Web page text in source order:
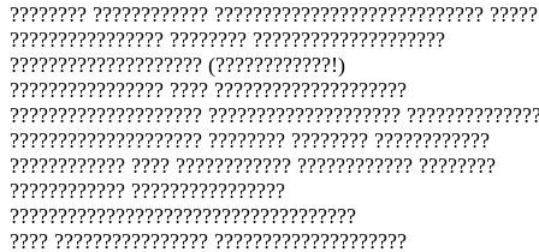
???????? ???????????? ????????????????????????????
???????????????? ???????? ????????????????????
???????????????????? (????????????!)
???????????????? ???? ????????????????????
???????????????????? ????????????????????
???????????????????? ???????? ???????? ????????????
???????????? ???? ???????????? ???????????? ????????
???????????? ????????????????
????????????????????????????????????
???? ???????????????? ????????????????????